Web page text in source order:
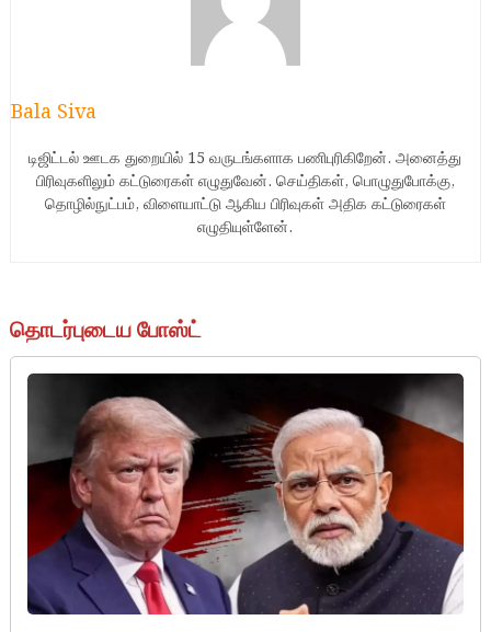
Bala Siva
டிஜிட்டல் ஊடக துறையில் 15 வருடங்களாக பணிபுரிகிறேன். அனைத்து
பிரிவுகளிலும் கட்டுரைகள் எழுதுவேன். செய்திகள், பொழுதுபோக்கு,
தொழில்நுட்பம், விளையாட்டு ஆகிய பிரிவுகள் அதிக கட்டுரைகள்
எழுதியுள்ளேன்.
தொடர்புடைய போஸ்ட்